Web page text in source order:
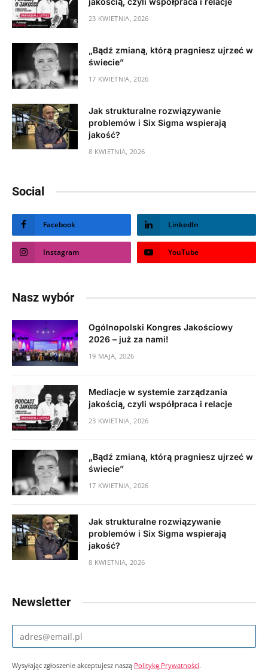
23 KWIETNIA, 2026
„Bądź zmianą, którą pragniesz ujrzeć w
świecie”
17 KWIETNIA, 2026
Jak strukturalne rozwiązywanie
problemów i Six Sigma wspierają
jakość?
8 KWIETNIA, 2026
Social
Facebook LinkedIn
Instagram YouTube
Nasz wybór
Ogólnopolski Kongres Jakościowy
2026 – już za nami!
19 MAJA, 2026
Mediacje w systemie zarządzania
jakością, czyli współpraca i relacje
23 KWIETNIA, 2026
„Bądź zmianą, którą pragniesz ujrzeć w
świecie”
17 KWIETNIA, 2026
Jak strukturalne rozwiązywanie
problemów i Six Sigma wspierają
jakość?
8 KWIETNIA, 2026
Newsletter
Wysyłając zgłoszenie akceptujesz naszą Politykę Prywatności.